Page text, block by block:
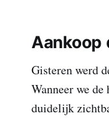
Aankoop
Gisteren werd
Wanneer we
duidelijk